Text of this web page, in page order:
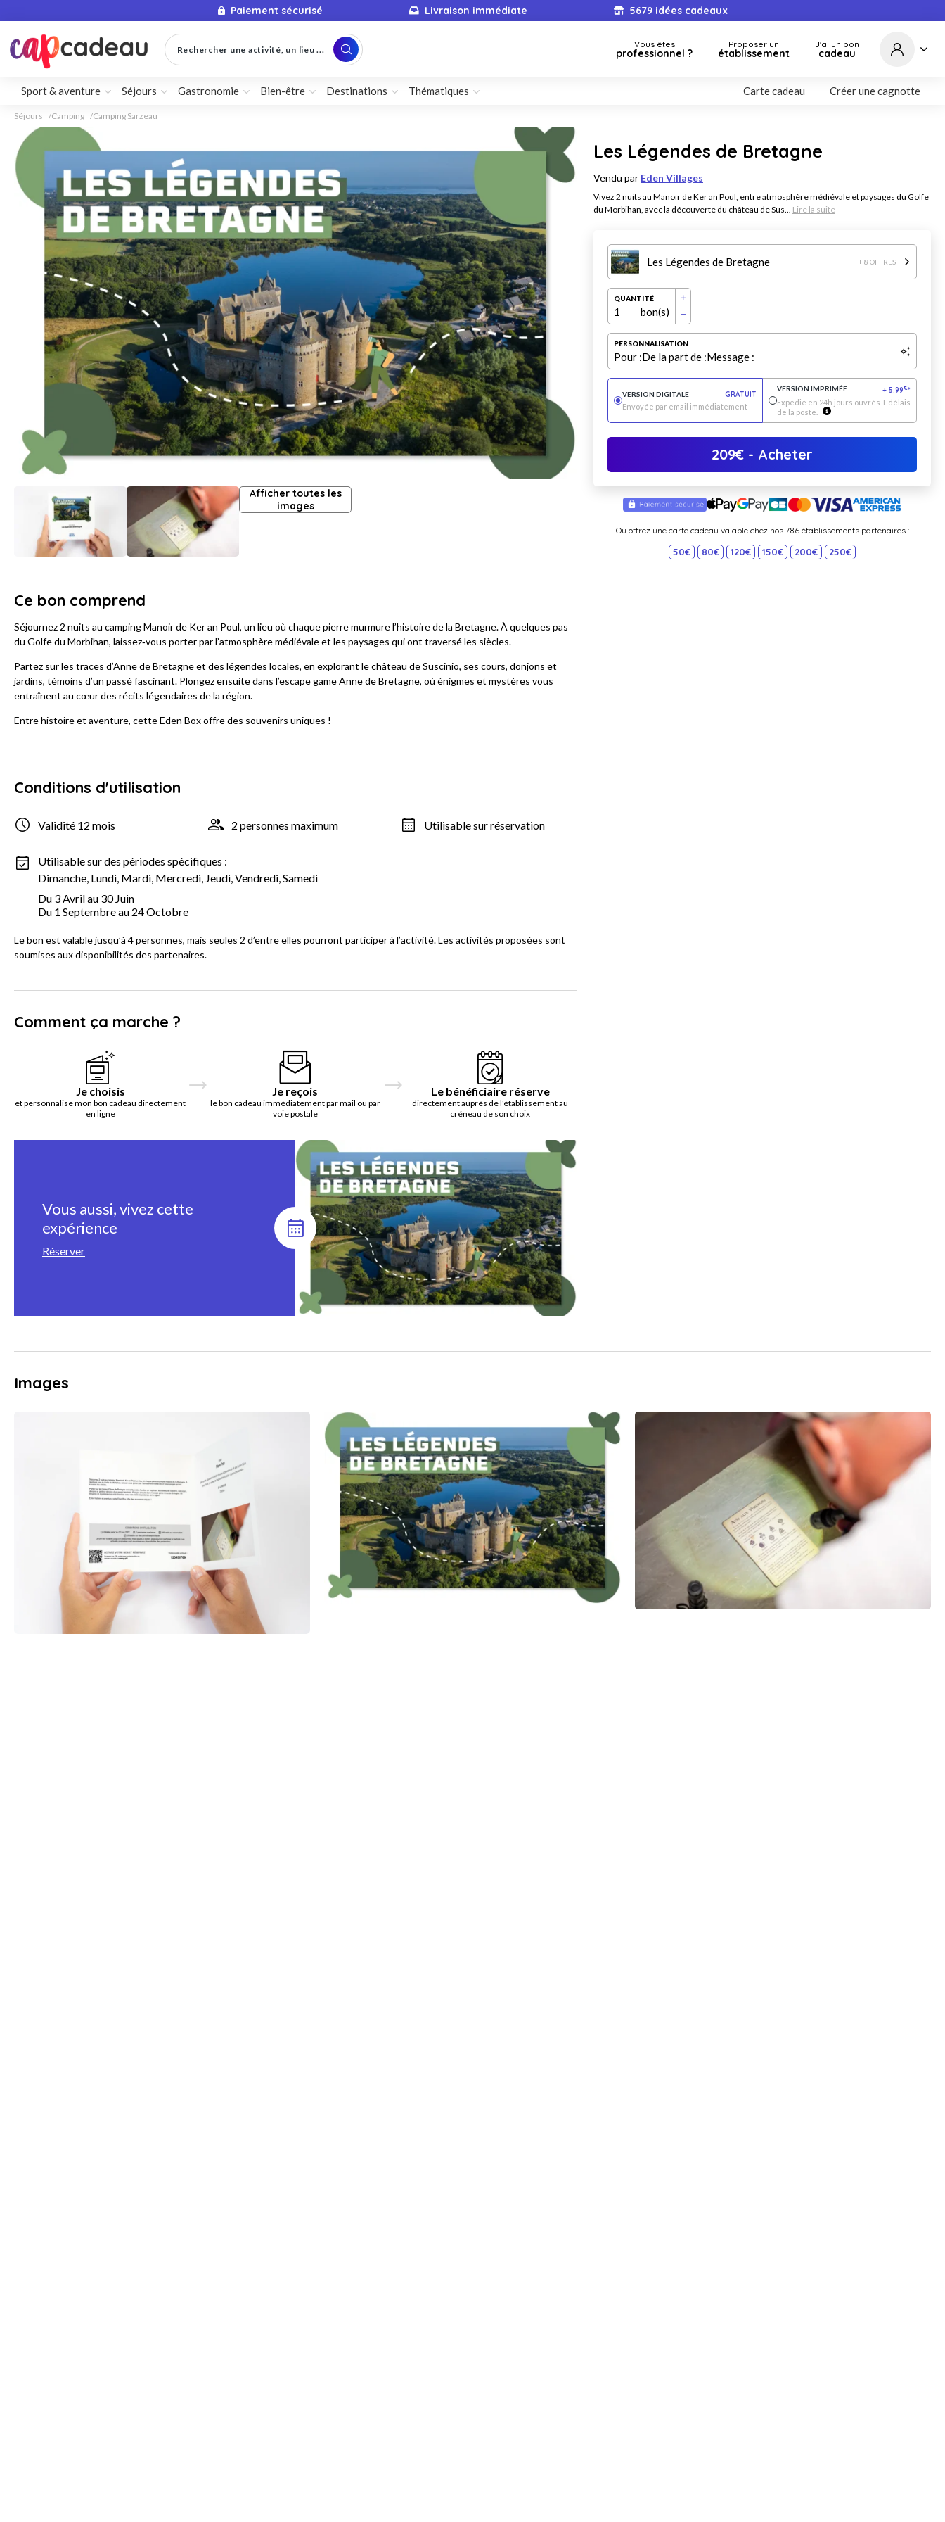
Paiement sécurisé Livraison immédiate 5679 idées cadeaux
Rechercher une activité, un lieu ... Vous êtes
professionnel ?
Proposer un
établissement
J'ai un bon
cadeau
Sport & aventure Séjours Gastronomie Bien-être Destinations Thématiques Carte cadeau Créer une cagnotte
Séjours Camping Camping Sarzeau
Afficher toutes les
images
Les Légendes de Bretagne
Vendu par Eden Villages
Vivez 2 nuits au Manoir de Ker an Poul, entre atmosphère médiévale et paysages du Golfe
du Morbihan, avec la découverte du château de Sus... Lire la suite
Les Légendes de Bretagne + 8 OFFRES
QUANTITÉ
1 bon(s)
PERSONNALISATION
Pour :De la part de :Message :
VERSION DIGITALE
GRATUIT
Envoyée par email immédiatement
VERSION IMPRIMÉE + 5.99€*
Expédié en 24h jours ouvrés + délais
de la poste.
209€ - Acheter
Ou offrez une carte cadeau valable chez nos 786 établissements partenaires :
50€ 80€ 120€ 150€ 200€ 250€
Ce bon comprend
Séjournez 2 nuits au camping Manoir de Ker an Poul, un lieu où chaque pierre murmure l’histoire de la Bretagne. À quelques pas
du Golfe du Morbihan, laissez‑vous porter par l’atmosphère médiévale et les paysages qui ont traversé les siècles.
Partez sur les traces d’Anne de Bretagne et des légendes locales, en explorant le château de Suscinio, ses cours, donjons et
jardins, témoins d’un passé fascinant. Plongez ensuite dans l’escape game Anne de Bretagne, où énigmes et mystères vous
entraînent au cœur des récits légendaires de la région.
Entre histoire et aventure, cette Eden Box offre des souvenirs uniques !
Conditions d'utilisation
Validité 12 mois 2 personnes maximum Utilisable sur réservation
Utilisable sur des périodes spécifiques :
Dimanche, Lundi, Mardi, Mercredi, Jeudi, Vendredi, Samedi
Du 3 Avril au 30 Juin
Du 1 Septembre au 24 Octobre
Le bon est valable jusqu’à 4 personnes, mais seules 2 d’entre elles pourront participer à l’activité. Les activités proposées sont
soumises aux disponibilités des partenaires.
Comment ça marche ?
Je choisis
et personnalise mon bon cadeau directement
en ligne
Je reçois
le bon cadeau immédiatement par mail ou par
voie postale
Le bénéficiaire réserve
directement auprès de l'établissement au
créneau de son choix
Vous aussi, vivez cette
expérience
Réserver
Images